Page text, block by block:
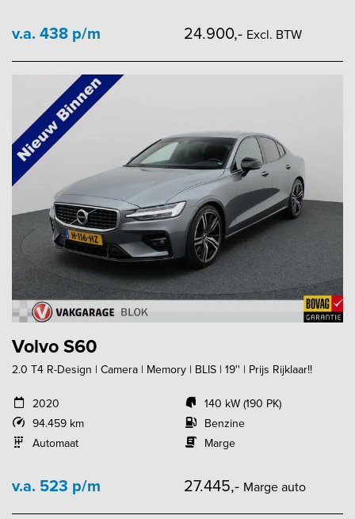
v.a. 438 p/m 24.900,- Excl. BTW
Volvo S60
2.0 T4 R-Design | Camera | Memory | BLIS | 19'' | Prijs Rijklaar!!
2020
94.459 km
Automaat
140 kW (190 PK)
Benzine
Marge
v.a. 523 p/m 27.445,- Marge auto